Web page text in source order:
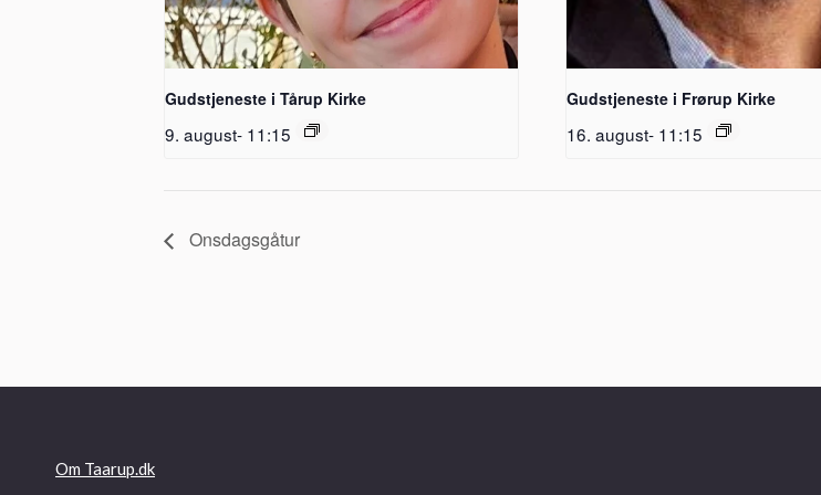
Gudstjeneste i Tårup Kirke
9. august- 11:15
Gudstjeneste i Frørup Kirke
16. august- 11:15
Onsdagsgåtur
Om Taarup.dk